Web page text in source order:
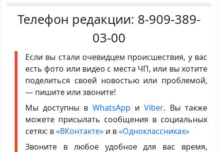
Телефон редакции: 8-909-389-
03-00
Если вы стали очевидцем происшествия, у вас
есть фото или видео с места ЧП, или вы хотите
поделиться своей новостью или проблемой,
— пишите или звоните!
Мы доступны в WhatsApp иViber. Вы также
можете присылать сообщения в социальных
сетях: в«ВКонтакте»и в«Одноклассниках»
Звоните в любое удобное для вас время,